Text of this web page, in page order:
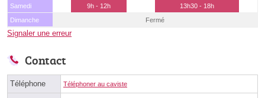
Samedi
9h - 12h
13h30 - 18h
Dimanche
Fermé
Signaler une erreur
Contact
Téléphone Téléphoner au caviste